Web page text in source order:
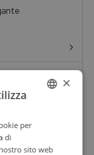
ITALIAN
×
per
di
sito web